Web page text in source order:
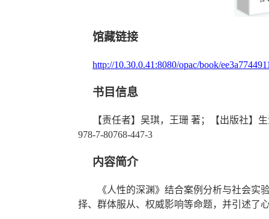
馆藏链接
http://10.30.0.41:8080/opac/book/
书目信息
【责任者】 吴琪，王珊 著； 【出版社】
978-7-80768-447-3
内容简介
《人性的深渊》结合案例分析与社会实
择、群体服从、权威影响等命题，并引述了